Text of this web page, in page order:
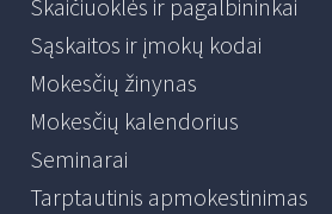
Skaičiuoklės ir pagalbininkai
Sąskaitos ir įmokų kodai
Mokesčių žinynas
Mokesčių kalendorius
Seminarai
Tarptautinis apmokestinimas